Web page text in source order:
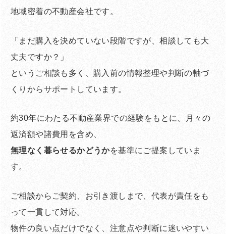
地域密着の不動産会社です。
「まだ購入を決めていない段階ですが、相談しても大
丈夫ですか？」
というご相談も多く、購入前の情報整理や判断の軸づ
くりからサポートしています。
約30年にわたる不動産業界での経験をもとに、月々の
返済額や諸費用を含め、
無理なく暮らせるかどうかを基準にご提案していま
す。
ご相談からご契約、お引き渡しまで、代表が責任をも
って一貫して対応。
物件の良い点だけでなく、注意点や判断に迷いやすい